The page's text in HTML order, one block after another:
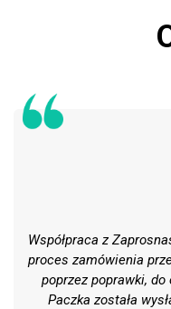
Współpraca z
proces zamówienia
poprzez poprawki,
Paczka została